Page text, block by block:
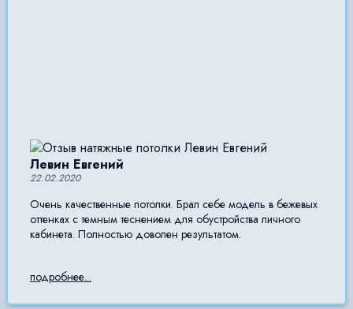
Левин Евгений
22.02.2020
Очень качественные потолки. Брал себе модель в бежевых
оттенках с темным теснением для обустройства личного
кабинета. Полностью доволен результатом.
подробнее...